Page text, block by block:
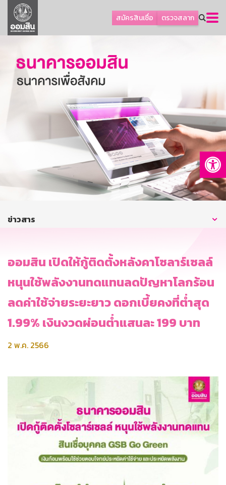
สมัครสินเชื่อ ตรวจสลาก
ลูกค้าธุรกิจ
ลูกค้าผู้ประกอบรายย่อย
ออมเพื่อสุข
เกี่ยวกับธนาคาร
การพัฒนาที่ยั่งยืน
บริการทางการเงิน
ติดต่อเรา
บริการออนไลน์
ข่าวสาร
ออมสิน เปิดให้กู้ติดตั้งหลังคาโซลาร์เซลล์
หนุนใช้พลังงานทดแทนลดปัญหาโลกร้อน
ลดค่าใช้จ่ายระยะยาว ดอกเบี้ยคงที่ต่ำสุด
1.99% เงินงวดผ่อนต่ำแสนละ 199 บาท
2 พ.ค. 2566